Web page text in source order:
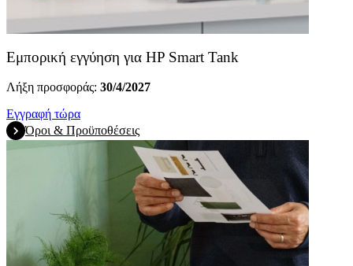
Εμπορική εγγύηση για HP Smart Tank
Λήξη προσφοράς: 30/4/2027
Εγγραφή τώρα
Όροι & Προϋποθέσεις